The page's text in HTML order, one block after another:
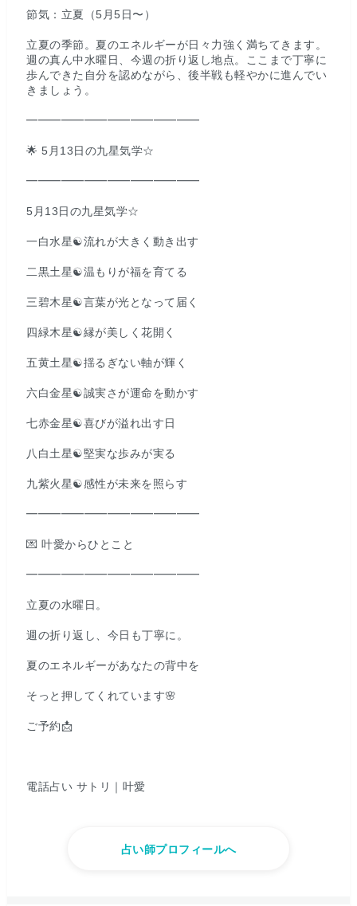
節気：立夏（5月5日〜）
立夏の季節。夏のエネルギーが日々力強く満ちてきます。
週の真ん中水曜日、今週の折り返し地点。ここまで丁寧に
歩んできた自分を認めながら、後半戦も軽やかに進んでい
きましょう。
━━━━━━━━━━━━━━━
🌟 5月13日の九星気学☆
━━━━━━━━━━━━━━━
5月13日の九星気学☆
一白水星☯️流れが大きく動き出す
二黒土星☯️温もりが福を育てる
三碧木星☯️言葉が光となって届く
四緑木星☯️縁が美しく花開く
五黄土星☯️揺るぎない軸が輝く
六白金星☯️誠実さが運命を動かす
七赤金星☯️喜びが溢れ出す日
八白土星☯️堅実な歩みが実る
九紫火星☯️感性が未来を照らす
━━━━━━━━━━━━━━━
💌 叶愛からひとこと
━━━━━━━━━━━━━━━
立夏の水曜日。
週の折り返し、今日も丁寧に。
夏のエネルギーがあなたの背中を
そっと押してくれています🌸
ご予約📩
電話占い サトリ｜叶愛
占い師プロフィールへ